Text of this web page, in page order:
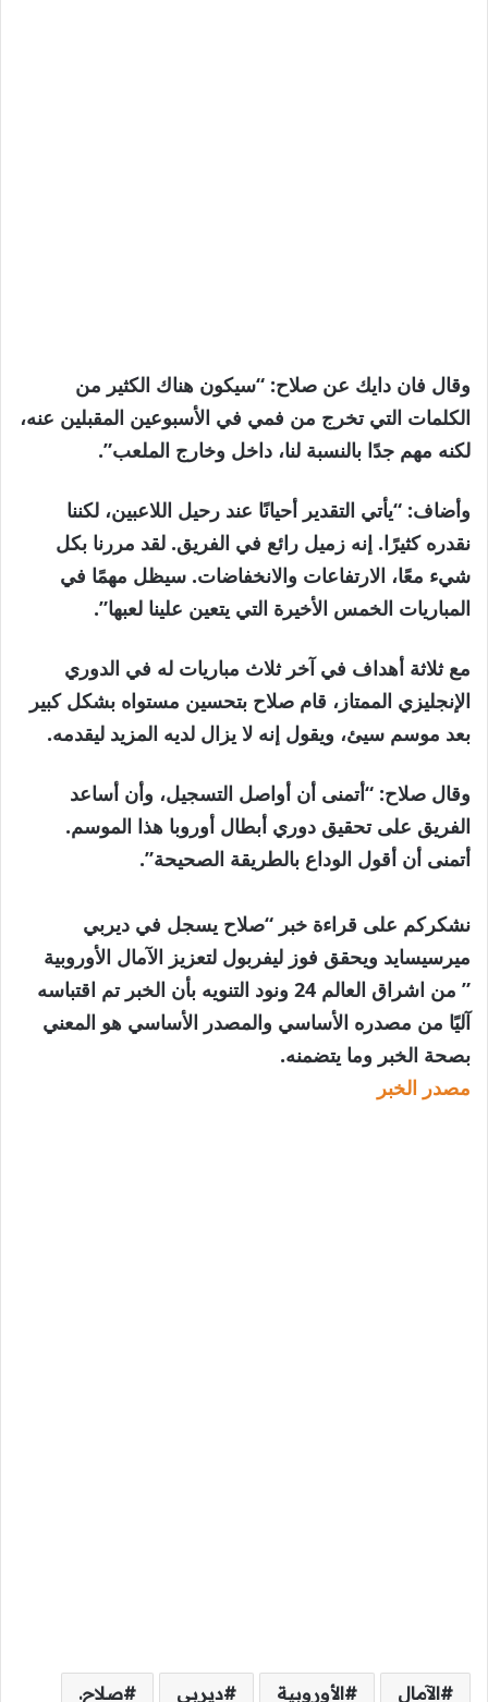
وقال فان دايك عن صلاح: “سيكون هناك الكثير من
الكلمات التي تخرج من فمي في الأسبوعين المقبلين عنه،
لكنه مهم جدًا بالنسبة لنا، داخل وخارج الملعب”.
وأضاف: “يأتي التقدير أحيانًا عند رحيل اللاعبين، لكننا
نقدره كثيرًا. إنه زميل رائع في الفريق. لقد مررنا بكل
شيء معًا، الارتفاعات والانخفاضات. سيظل مهمًا في
المباريات الخمس الأخيرة التي يتعين علينا لعبها”.
مع ثلاثة أهداف في آخر ثلاث مباريات له في الدوري
الإنجليزي الممتاز، قام صلاح بتحسين مستواه بشكل كبير
بعد موسم سيئ، ويقول إنه لا يزال لديه المزيد ليقدمه.
وقال صلاح: “أتمنى أن أواصل التسجيل، وأن أساعد
الفريق على تحقيق دوري أبطال أوروبا هذا الموسم.
أتمنى أن أقول الوداع بالطريقة الصحيحة”.
نشكركم على قراءة خبر “صلاح يسجل في ديربي
ميرسيسايد ويحقق فوز ليفربول لتعزيز الآمال الأوروبية
” من اشراق العالم 24 ونود التنويه بأن الخبر تم اقتباسه
آليًا من مصدره الأساسي والمصدر الأساسي هو المعني
بصحة الخبر وما يتضمنه.
مصدر الخبر
الآمال الأوروبية ديربي صلاح.